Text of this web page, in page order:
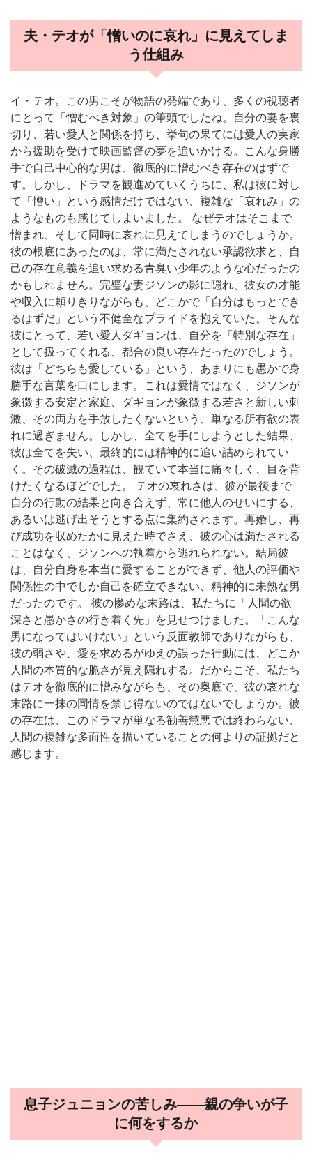
夫・テオが「憎いのに哀れ」に見えてしま
う仕組み
イ・テオ。この男こそが物語の発端であり、多くの視聴者
にとって「憎むべき対象」の筆頭でしたね。自分の妻を裏
切り、若い愛人と関係を持ち、挙句の果てには愛人の実家
から援助を受けて映画監督の夢を追いかける。こんな身勝
手で自己中心的な男は、徹底的に憎むべき存在のはずで
す。しかし、ドラマを観進めていくうちに、私は彼に対し
て「憎い」という感情だけではない、複雑な「哀れみ」の
ようなものも感じてしまいました。 なぜテオはそこまで
憎まれ、そして同時に哀れに見えてしまうのでしょうか。
彼の根底にあったのは、常に満たされない承認欲求と、自
己の存在意義を追い求める青臭い少年のような心だったの
かもしれません。完璧な妻ジソンの影に隠れ、彼女の才能
や収入に頼りきりながらも、どこかで「自分はもっとでき
るはずだ」という不健全なプライドを抱えていた。そんな
彼にとって、若い愛人ダギョンは、自分を「特別な存在」
として扱ってくれる、都合の良い存在だったのでしょう。
彼は「どちらも愛している」という、あまりにも愚かで身
勝手な言葉を口にします。これは愛情ではなく、ジソンが
象徴する安定と家庭、ダギョンが象徴する若さと新しい刺
激、その両方を手放したくないという、単なる所有欲の表
れに過ぎません。しかし、全てを手にしようとした結果、
彼は全てを失い、最終的には精神的に追い詰められてい
く。その破滅の過程は、観ていて本当に痛々しく、目を背
けたくなるほどでした。 テオの哀れさは、彼が最後まで
自分の行動の結果と向き合えず、常に他人のせいにする、
あるいは逃げ出そうとする点に集約されます。再婚し、再
び成功を収めたかに見えた時でさえ、彼の心は満たされる
ことはなく、ジソンへの執着から逃れられない。結局彼
は、自分自身を本当に愛することができず、他人の評価や
関係性の中でしか自己を確立できない、精神的に未熟な男
だったのです。 彼の惨めな末路は、私たちに「人間の欲
深さと愚かさの行き着く先」を見せつけました。「こんな
男になってはいけない」という反面教師でありながらも、
彼の弱さや、愛を求めるがゆえの誤った行動には、どこか
人間の本質的な脆さが見え隠れする。だからこそ、私たち
はテオを徹底的に憎みながらも、その奥底で、彼の哀れな
末路に一抹の同情を禁じ得ないのではないでしょうか。彼
の存在は、このドラマが単なる勧善懲悪では終わらない、
人間の複雑な多面性を描いていることの何よりの証拠だと
感じます。
息子ジュニョンの苦しみ——親の争いが子
に何をするか